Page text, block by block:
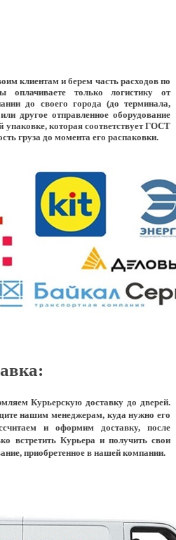
клиентам и берем часть расходов по
оплачиваете только логистику от
до своего города (до терминала,
другое отправленное оборудование
упаковке, которая соответствует ГОСТ
груза до момента его распаковки.
Курьерскую доставку до дверей.
нашим менеджерам, куда нужно его
и оформим доставку, после
встретить Курьера и получить свои
приобретенное в нашей компании.